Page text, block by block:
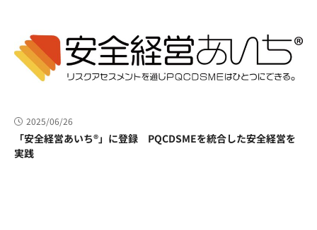
2025/06/26
「安全経営あいち®」に登録 PQCDSMEを統合した安全経営を
実践